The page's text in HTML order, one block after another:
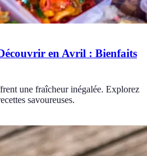
en Avril : Bienfaits
une fraîcheur inégalée. Explorez
savoureuses.